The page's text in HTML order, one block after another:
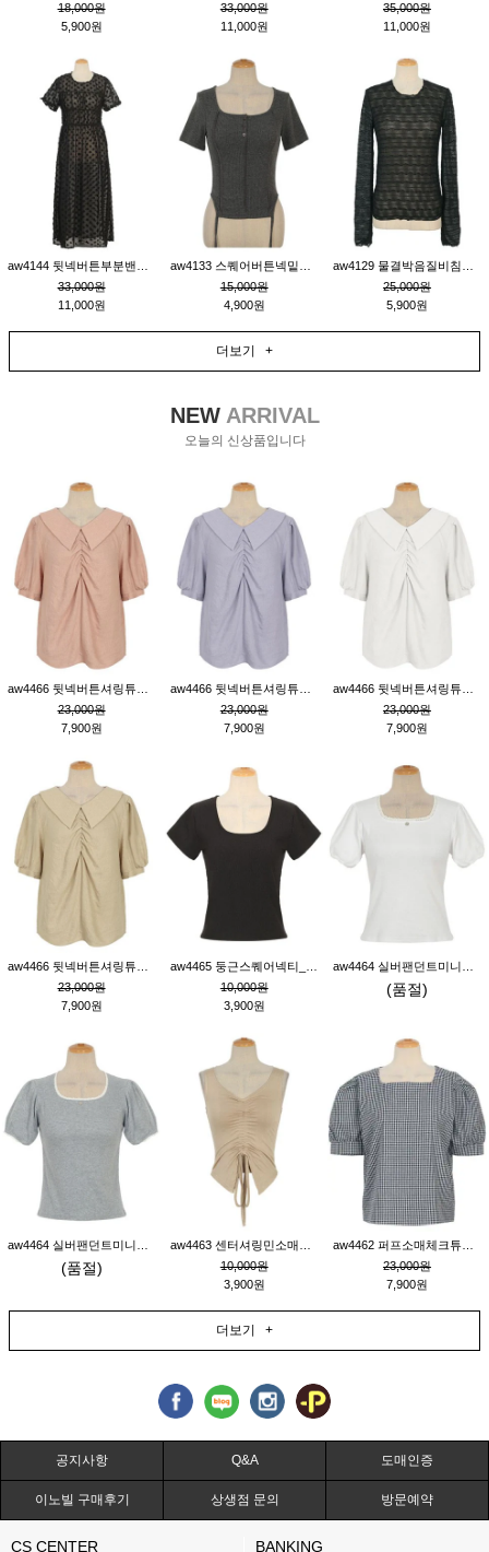
18,000원
5,900원
33,000원
11,000원
35,000원
11,000원
33,000원
11,000원
15,000원
4,900원
25,000원
5,900원
더보기 +
NEWARRIVAL
오늘의 신상품입니다
23,000원
7,900원
23,000원
7,900원
23,000원
7,900원
23,000원
7,900원
10,000원
3,900원
(품절)
(품절)
10,000원
3,900원
23,000원
7,900원
더보기 +
공지사항 Q&A 도매인증
이노빌 구매후기 상생점 문의 방문예약
CS CENTER BANKING